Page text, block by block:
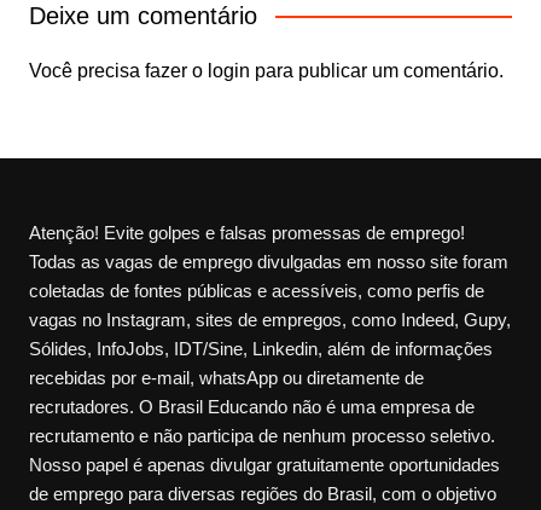
Deixe um comentário
Você precisa fazer o login para publicar um comentário.
Atenção! Evite golpes e falsas promessas de emprego!
Todas as vagas de emprego divulgadas em nosso site foram
coletadas de fontes públicas e acessíveis, como perfis de
vagas no Instagram, sites de empregos, como Indeed, Gupy,
Sólides, InfoJobs, IDT/Sine, Linkedin, além de informações
recebidas por e-mail, whatsApp ou diretamente de
recrutadores. O Brasil Educando não é uma empresa de
recrutamento e não participa de nenhum processo seletivo.
Nosso papel é apenas divulgar gratuitamente oportunidades
de emprego para diversas regiões do Brasil, com o objetivo